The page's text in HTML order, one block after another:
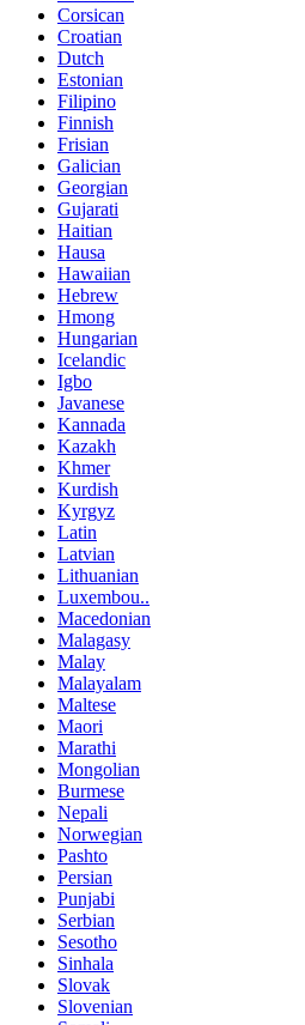
Corsican
Croatian
Dutch
Estonian
Filipino
Finnish
Frisian
Galician
Georgian
Gujarati
Haitian
Hausa
Hawaiian
Hebrew
Hmong
Hungarian
Icelandic
Igbo
Javanese
Kannada
Kazakh
Khmer
Kurdish
Kyrgyz
Latin
Latvian
Lithuanian
Luxembou..
Macedonian
Malagasy
Malay
Malayalam
Maltese
Maori
Marathi
Mongolian
Burmese
Nepali
Norwegian
Pashto
Persian
Punjabi
Serbian
Sesotho
Sinhala
Slovak
Slovenian